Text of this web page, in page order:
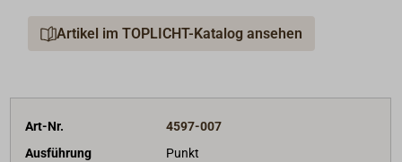
Artikel im TOPLICHT-Katalog ansehen
Art-Nr.
4597-007
Ausführung
Punkt